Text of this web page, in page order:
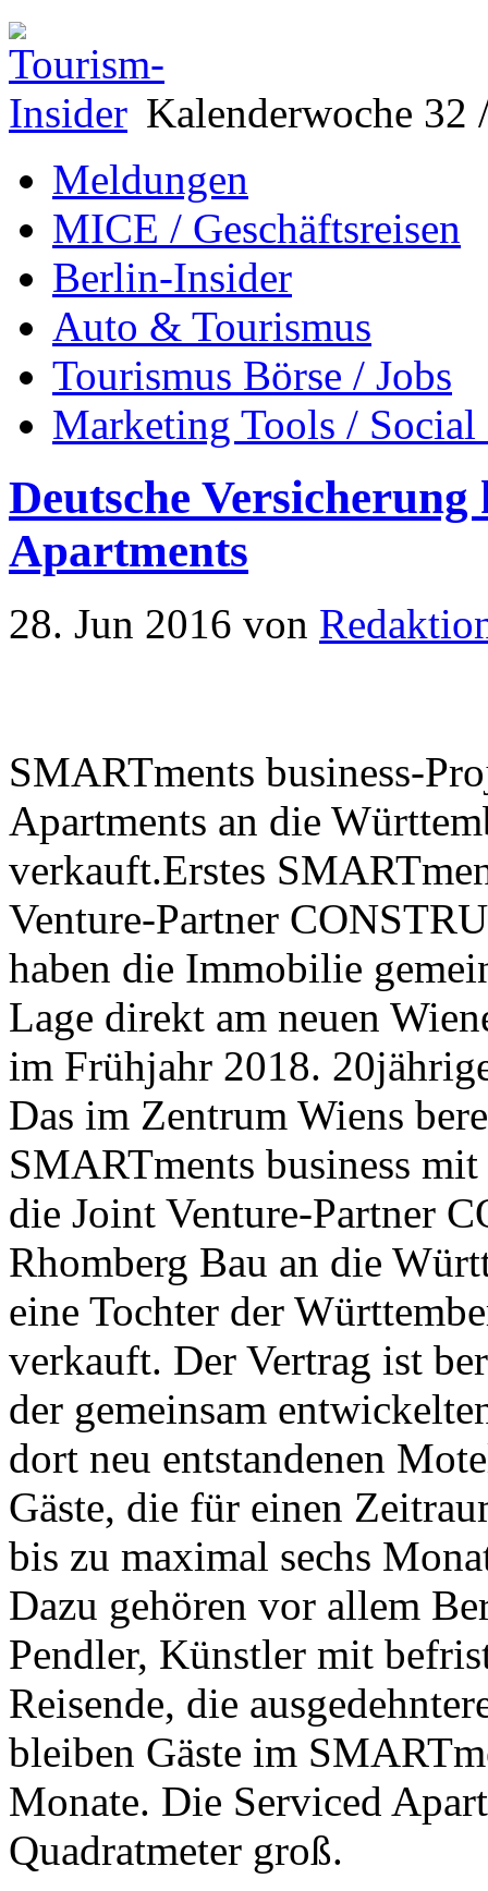
Kalenderwoche 32
Meldungen
MICE / Geschäftsreisen
Berlin-Insider
Auto & Tourismus
Tourismus Börse / Jobs
Marketing Tools /
Deutsche
Apartments
28. Jun 2016 von
SMARTments business-
Apartments an die
verkauft.Erstes
Venture-Partner
haben die Immobilie
Lage direkt am neuen
im Frühjahr 2018.
Das im Zentrum Wiens
SMARTments business
die Joint Venture-Partner
Rhomberg Bau an die
eine Tochter der
verkauft. Der Vertrag ist
der gemeinsam
dort neu entstandenen
Gäste, die für einen
bis zu maximal sechs
Dazu gehören vor allem
Pendler, Künstler mit
Reisende, die
bleiben Gäste im
Monate. Die Serviced
Quadratmeter groß.